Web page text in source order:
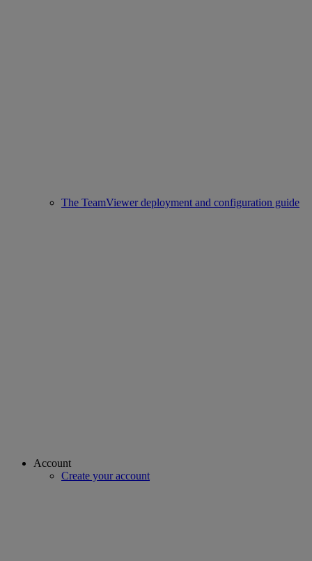
The TeamViewer deployment and configuration guide
Account
Create your account